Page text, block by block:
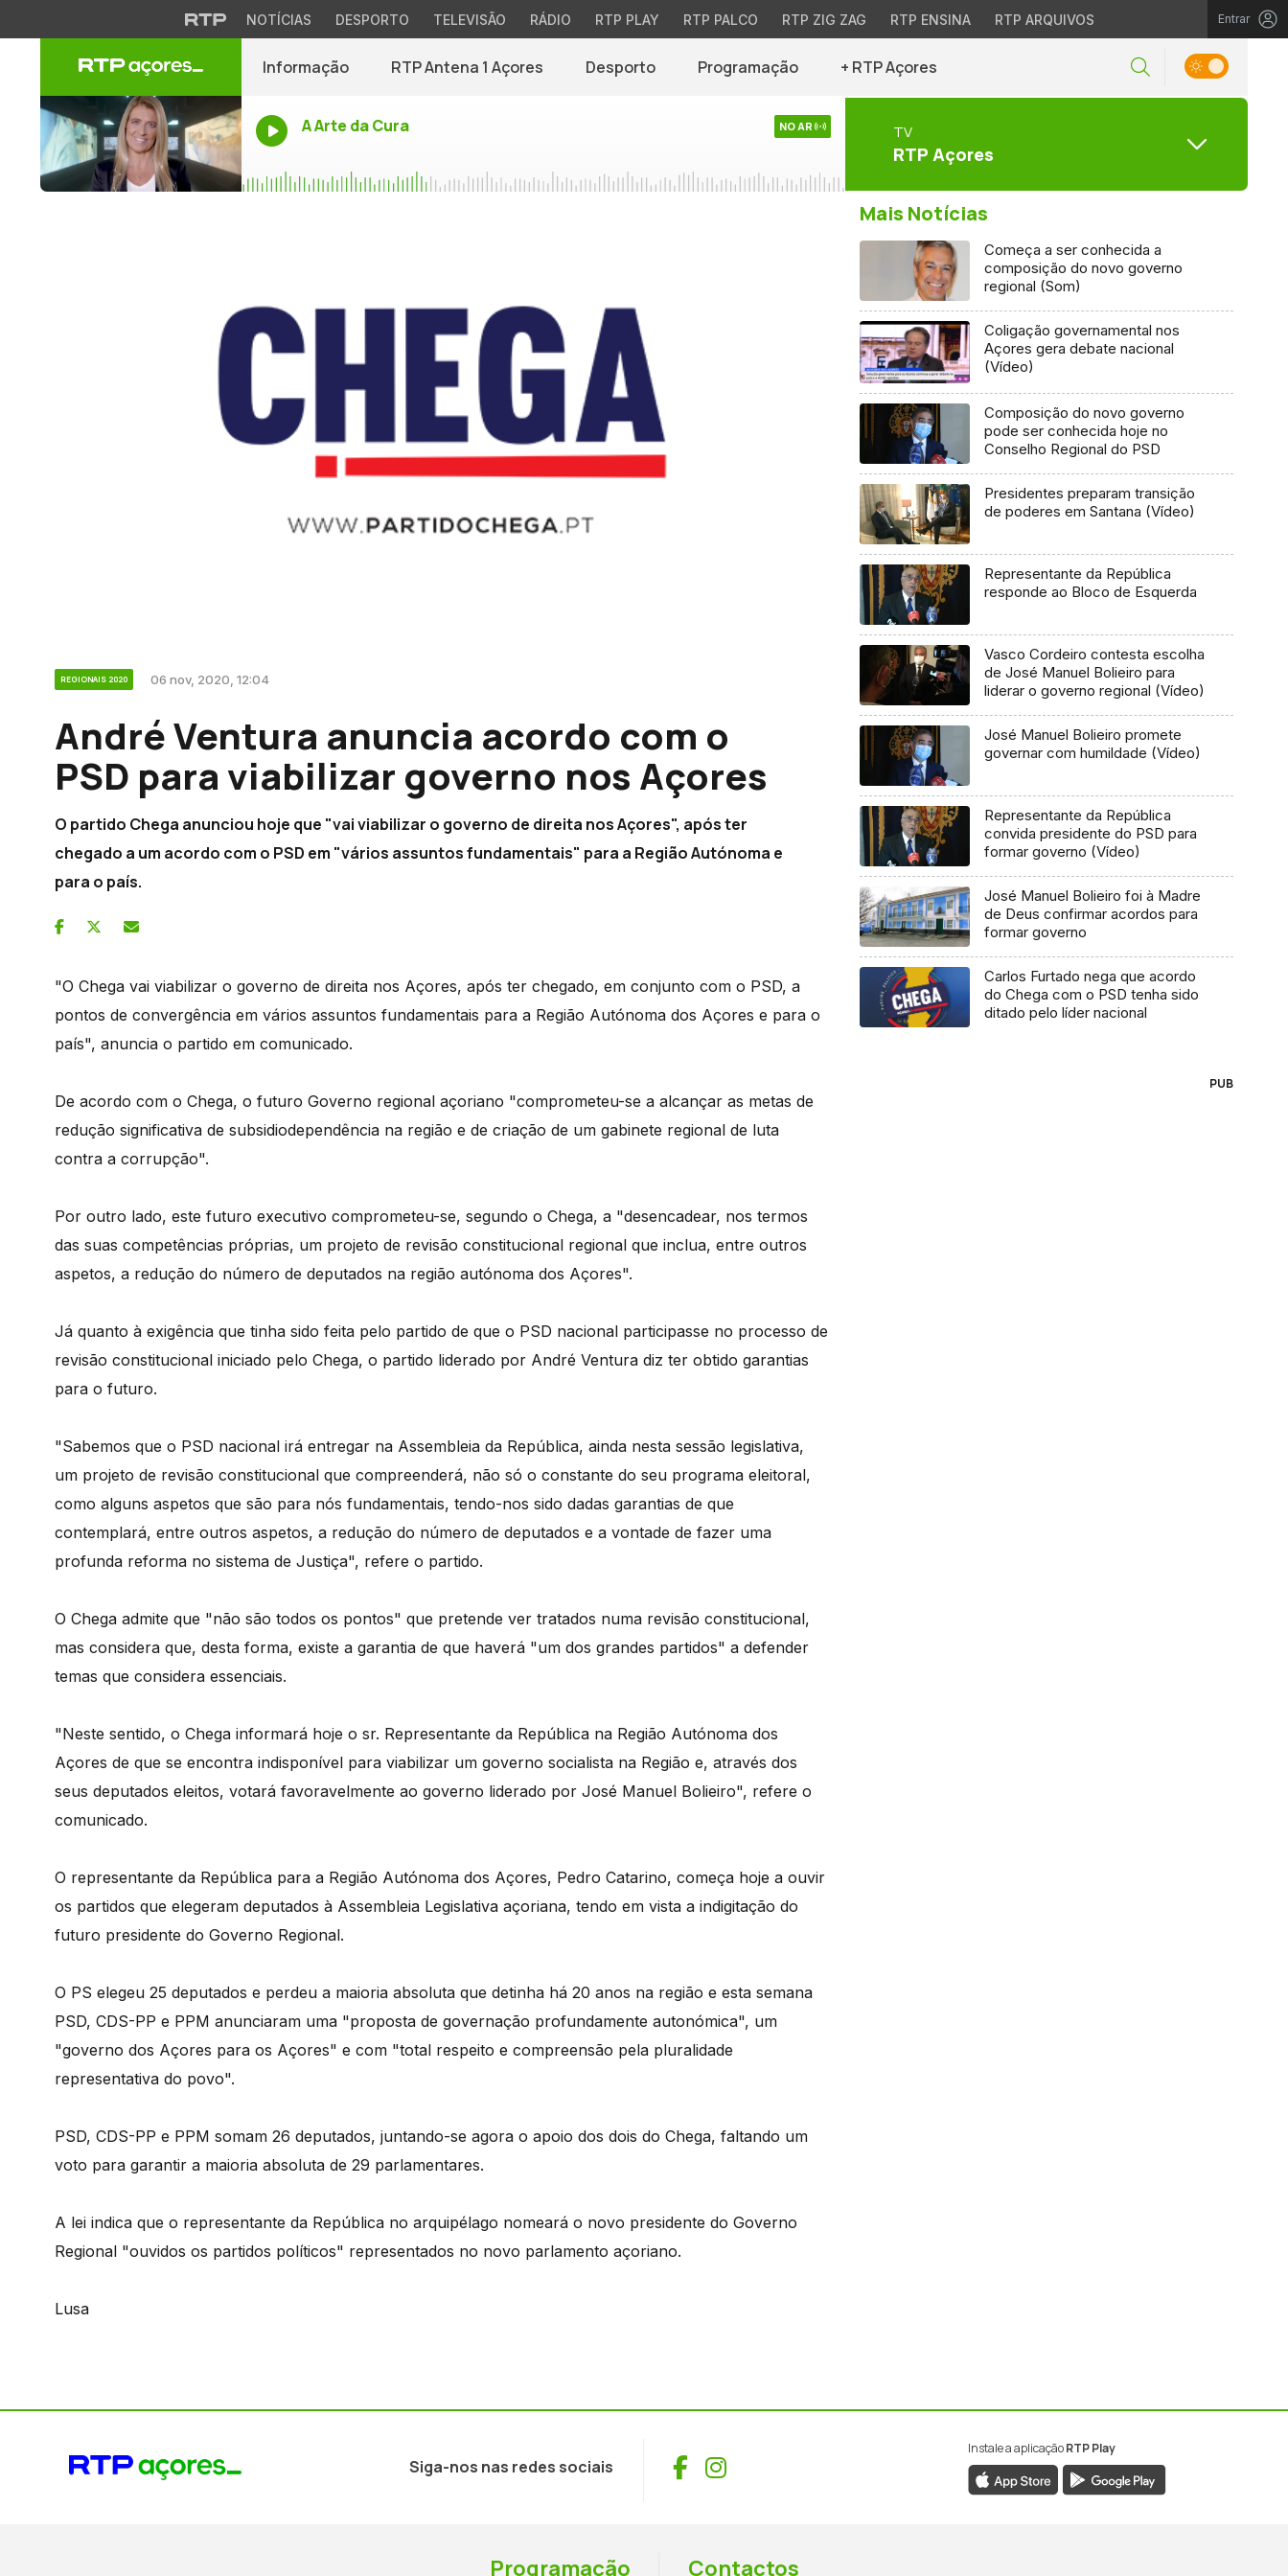
NOTÍCIAS DESPORTO TELEVISÃO RÁDIO RTP PLAY RTP PALCO RTP ZIG ZAG RTP ENSINA RTP ARQUIVOS Entrar
Informação RTP Antena 1 Açores Desporto Programação + RTP Açores
A Arte da Cura NO AR TV
RTP Açores
REGIONAIS 2020 06 nov, 2020, 12:04
André Ventura anuncia acordo com o
PSD para viabilizar governo nos Açores
O partido Chega anunciou hoje que "vai viabilizar o governo de direita nos Açores", após ter
chegado a um acordo com o PSD em "vários assuntos fundamentais" para a Região Autónoma e
para o país.
"O Chega vai viabilizar o governo de direita nos Açores, após ter chegado, em conjunto com o PSD, a
pontos de convergência em vários assuntos fundamentais para a Região Autónoma dos Açores e para o
país", anuncia o partido em comunicado.
De acordo com o Chega, o futuro Governo regional açoriano "comprometeu-se a alcançar as metas de
redução significativa de subsidiodependência na região e de criação de um gabinete regional de luta
contra a corrupção".
Por outro lado, este futuro executivo comprometeu-se, segundo o Chega, a "desencadear, nos termos
das suas competências próprias, um projeto de revisão constitucional regional que inclua, entre outros
aspetos, a redução do número de deputados na região autónoma dos Açores".
Já quanto à exigência que tinha sido feita pelo partido de que o PSD nacional participasse no processo de
revisão constitucional iniciado pelo Chega, o partido liderado por André Ventura diz ter obtido garantias
para o futuro.
"Sabemos que o PSD nacional irá entregar na Assembleia da República, ainda nesta sessão legislativa,
um projeto de revisão constitucional que compreenderá, não só o constante do seu programa eleitoral,
como alguns aspetos que são para nós fundamentais, tendo-nos sido dadas garantias de que
contemplará, entre outros aspetos, a redução do número de deputados e a vontade de fazer uma
profunda reforma no sistema de Justiça", refere o partido.
O Chega admite que "não são todos os pontos" que pretende ver tratados numa revisão constitucional,
mas considera que, desta forma, existe a garantia de que haverá "um dos grandes partidos" a defender
temas que considera essenciais.
"Neste sentido, o Chega informará hoje o sr. Representante da República na Região Autónoma dos
Açores de que se encontra indisponível para viabilizar um governo socialista na Região e, através dos
seus deputados eleitos, votará favoravelmente ao governo liderado por José Manuel Bolieiro", refere o
comunicado.
O representante da República para a Região Autónoma dos Açores, Pedro Catarino, começa hoje a ouvir
os partidos que elegeram deputados à Assembleia Legislativa açoriana, tendo em vista a indigitação do
futuro presidente do Governo Regional.
O PS elegeu 25 deputados e perdeu a maioria absoluta que detinha há 20 anos na região e esta semana
PSD, CDS-PP e PPM anunciaram uma "proposta de governação profundamente autonómica", um
"governo dos Açores para os Açores" e com "total respeito e compreensão pela pluralidade
representativa do povo".
PSD, CDS-PP e PPM somam 26 deputados, juntando-se agora o apoio dos dois do Chega, faltando um
voto para garantir a maioria absoluta de 29 parlamentares.
A lei indica que o representante da República no arquipélago nomeará o novo presidente do Governo
Regional "ouvidos os partidos políticos" representados no novo parlamento açoriano.
Lusa
Mais Notícias
Começa a ser conhecida a
composição do novo governo
regional (Som)
Coligação governamental nos
Açores gera debate nacional
(Vídeo)
Composição do novo governo
pode ser conhecida hoje no
Conselho Regional do PSD
Presidentes preparam transição
de poderes em Santana (Vídeo)
Representante da República
responde ao Bloco de Esquerda
Vasco Cordeiro contesta escolha
de José Manuel Bolieiro para
liderar o governo regional (Vídeo)
José Manuel Bolieiro promete
governar com humildade (Vídeo)
Representante da República
convida presidente do PSD para
formar governo (Vídeo)
José Manuel Bolieiro foi à Madre
de Deus confirmar acordos para
formar governo
Carlos Furtado nega que acordo
do Chega com o PSD tenha sido
ditado pelo líder nacional
PUB
Siga-nos nas redes sociais Facebook
Instagram
Instale a aplicaçãoRTP Play
Programação Contactos